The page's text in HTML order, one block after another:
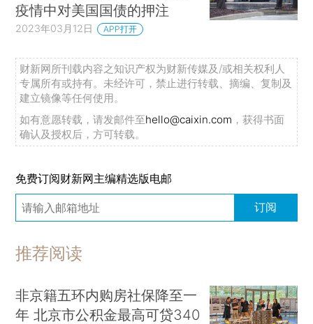
疫情中对美国国债的押注
2023年03月12日 APP打开
财新网所刊载内容之知识产权为财新传媒及/或相关权利人
专属所有或持有。未经许可，禁止进行转载、摘编、复制及
建立镜像等任何使用。
如有意愿转载，请发邮件至hello@caixin.com ，获得书面
确认及授权后，方可转载。
免费订阅财新网主编精选版电邮
订阅
推荐阅读
非京籍五环内购房社保降至一
年 北京市公积金最高可贷340